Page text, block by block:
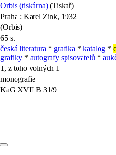
Orbis (tiskárna) (Tiskař)
Praha : Karel Zink, 1932
(Orbis)
65 s.
česká literatura * grafika * katalog *
grafiky * autografy spisovatelů *
1, z toho volných 1
monografie
KaG XVII B 31/9